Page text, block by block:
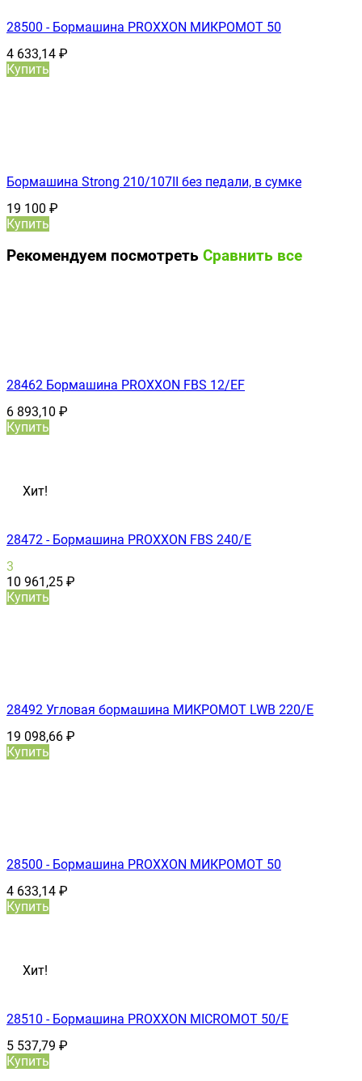
28500 - Бормашина PROXXON МИКРОМОТ 50
4 633,14 ₽
Купить
Бормашина Strong 210/107II без педали, в сумке
19 100 ₽
Купить
Рекомендуем посмотреть Сравнить все
28462 Бормашина PROXXON FBS 12/ЕF
6 893,10 ₽
Купить
Хит!
28472 - Бормашина PROXXON FBS 240/Е
3
10 961,25 ₽
Купить
28492 Угловая бормашина МИКРОМОТ LWB 220/E
19 098,66 ₽
Купить
28500 - Бормашина PROXXON МИКРОМОТ 50
4 633,14 ₽
Купить
Хит!
28510 - Бормашина PROXXON MICROMOT 50/E
5 537,79 ₽
Купить